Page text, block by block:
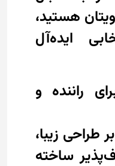
هستید،
ایده‌آل
راننده و
طراحی زیبا،
ساخته